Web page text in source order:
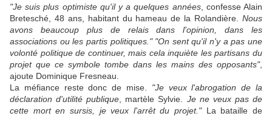
"Je suis plus optimiste qu'il y a quelques années, confesse Alain
Bretesché, 48 ans, habitant du hameau de la Rolandière. Nous
avons beaucoup plus de relais dans l'opinion, dans les
associations ou les partis politiques." "On sent qu'il n'y a pas une
volonté politique de continuer, mais cela inquiète les partisans du
projet que ce symbole tombe dans les mains des opposants",
ajoute Dominique Fresneau.
La méfiance reste donc de mise.
"Je veux l'abrogation de la
déclaration d'utilité publique , martèle Sylvie. Je ne veux pas de
cette mort en sursis, je veux l'arrêt du projet." La bataille de